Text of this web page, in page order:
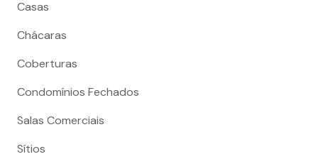
Casas
Chácaras
Coberturas
Condomínios Fechados
Salas Comerciais
Sítios